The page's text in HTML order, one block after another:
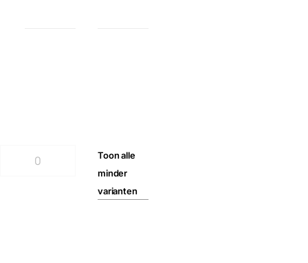
Toonalle
minder
varianten